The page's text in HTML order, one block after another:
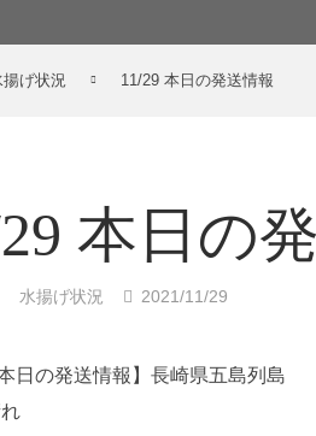
揚げ状況 11/29 本日の発送情報
本日の
水揚げ状況 2021/11/29
本日の発送情報】長崎県五島列島
れ